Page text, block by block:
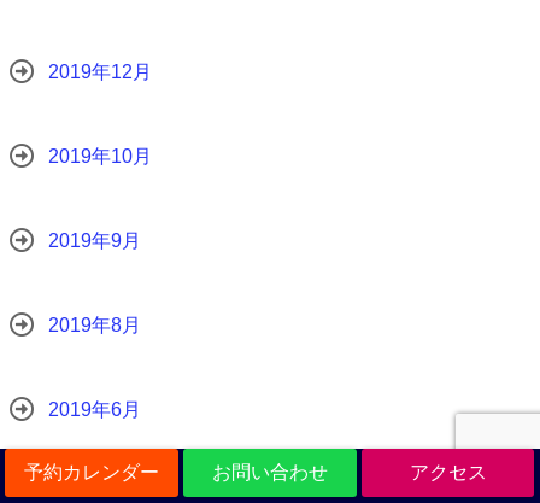
予約カレンダー お問い合わせ アクセス
2019年12月
2019年10月
2019年9月
2019年8月
2019年6月
2019年5月